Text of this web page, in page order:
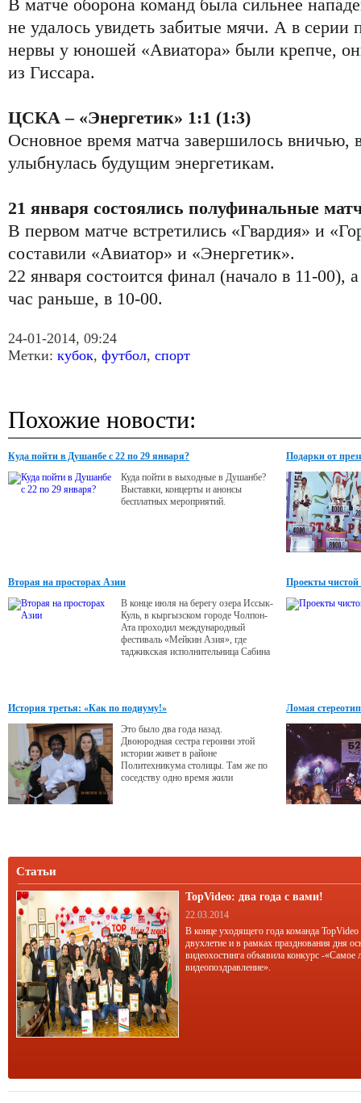
В матче оборона команд была сильнее
не удалось увидеть забитые мячи. А в серии
нервы у юношей «Авиатора» были крепче,
из Гиссара.
ЦСКА – «Энергетик» 1:1 (1:3)
Основное время матча завершилось вничью,
улыбнулась будущим энергетикам.
21 января состоялись полуфинальные
В первом матче встретились «Гвардия» и
составили «Авиатор» и «Энергетик».
22 января состоится финал (начало в 11-00),
час раньше, в 10-00.
24-01-2014, 09:24
Метки: кубок, футбол, спорт
Похожие новости:
Куда пойти в Душанбе с 22 по 29 января?
Куда пойти в выходные в Душанбе?
Выставки, концерты и анонсы
бесплатных мероприятий.
Подарки от
Вторая на просторах Азии
В конце июля на берегу озера Иссык-
Куль, в кыргызском городе Чолпон-
Ата проходил международный
фестиваль «Мейкин Азия», где
таджикская исполнительница Сабина
Проекты чистой
История третья: «Как по подиуму!»
Это было два года назад.
Двоюродная сестра героини этой
истории живет в районе
Политехникума столицы. Там же по
соседству одно время жили
Ломая
Статьи
TopVideo: два года с вами!
22.03.2014
В конце уходящего года команда TopVideo
двухлетие и в рамках празднования дня
видеохостинга объявила конкурс -«Самое
видеопоздравление».